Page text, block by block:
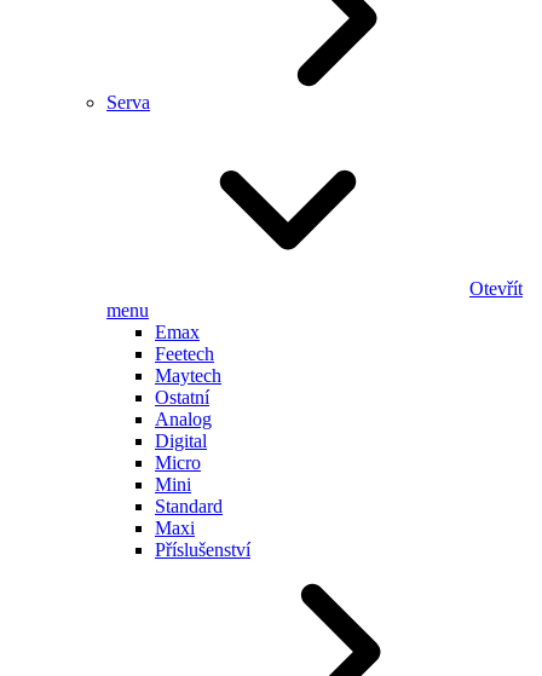
Serva
Otevřít
menu
Emax
Feetech
Maytech
Ostatní
Analog
Digital
Micro
Mini
Standard
Maxi
Příslušenství